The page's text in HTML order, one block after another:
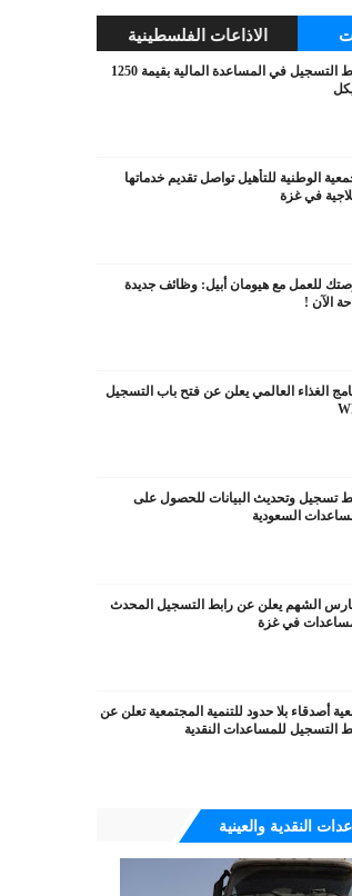
الاذاعات الفلسطينية
رابط التسجيل في المساعدة المالية بقيمة 1250
الوطنية للتأهيل تواصل تقديم خدماتها
في غزة
للعمل مع هيومان أبيل: وظائف جديدة
الآن !
الغذاء العالمي يعلن عن فتح باب التسجيل
تسجيل وتحديث البيانات للحصول على
السعودية
الشهم يعلن عن رابط التسجيل المحدث
في غزة
أصدقاء بلا حدود للتنمية المجتمعية تعلن عن
التسجيل للمساعدات النقدية
النقدية والعينية